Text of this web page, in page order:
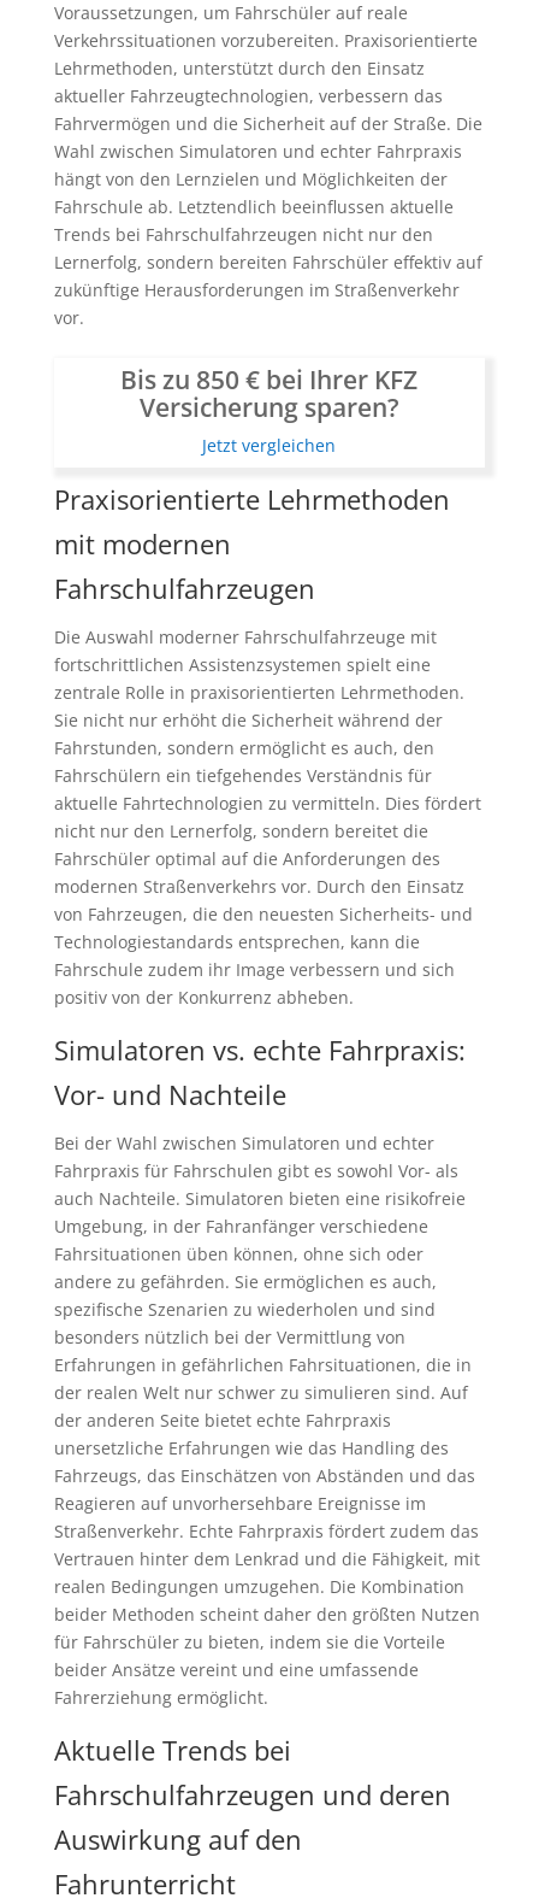
Voraussetzungen, um Fahrschüler auf reale
Verkehrssituationen vorzubereiten. Praxisorientierte
Lehrmethoden, unterstützt durch den Einsatz
aktueller Fahrzeugtechnologien, verbessern das
Fahrvermögen und die Sicherheit auf der Straße. Die
Wahl zwischen Simulatoren und echter Fahrpraxis
hängt von den Lernzielen und Möglichkeiten der
Fahrschule ab. Letztendlich beeinflussen aktuelle
Trends bei Fahrschulfahrzeugen nicht nur den
Lernerfolg, sondern bereiten Fahrschüler effektiv auf
zukünftige Herausforderungen im Straßenverkehr
vor.
Bis zu 850 € bei Ihrer KFZ
Versicherung sparen?
Jetzt vergleichen
Praxisorientierte Lehrmethoden
mit modernen
Fahrschulfahrzeugen
Die Auswahl moderner Fahrschulfahrzeuge mit
fortschrittlichen Assistenzsystemen spielt eine
zentrale Rolle in praxisorientierten Lehrmethoden.
Sie nicht nur erhöht die Sicherheit während der
Fahrstunden, sondern ermöglicht es auch, den
Fahrschülern ein tiefgehendes Verständnis für
aktuelle Fahrtechnologien zu vermitteln. Dies fördert
nicht nur den Lernerfolg, sondern bereitet die
Fahrschüler optimal auf die Anforderungen des
modernen Straßenverkehrs vor. Durch den Einsatz
von Fahrzeugen, die den neuesten Sicherheits- und
Technologiestandards entsprechen, kann die
Fahrschule zudem ihr Image verbessern und sich
positiv von der Konkurrenz abheben.
Simulatoren vs. echte Fahrpraxis:
Vor- und Nachteile
Bei der Wahl zwischen Simulatoren und echter
Fahrpraxis für Fahrschulen gibt es sowohl Vor- als
auch Nachteile. Simulatoren bieten eine risikofreie
Umgebung, in der Fahranfänger verschiedene
Fahrsituationen üben können, ohne sich oder
andere zu gefährden. Sie ermöglichen es auch,
spezifische Szenarien zu wiederholen und sind
besonders nützlich bei der Vermittlung von
Erfahrungen in gefährlichen Fahrsituationen, die in
der realen Welt nur schwer zu simulieren sind. Auf
der anderen Seite bietet echte Fahrpraxis
unersetzliche Erfahrungen wie das Handling des
Fahrzeugs, das Einschätzen von Abständen und das
Reagieren auf unvorhersehbare Ereignisse im
Straßenverkehr. Echte Fahrpraxis fördert zudem das
Vertrauen hinter dem Lenkrad und die Fähigkeit, mit
realen Bedingungen umzugehen. Die Kombination
beider Methoden scheint daher den größten Nutzen
für Fahrschüler zu bieten, indem sie die Vorteile
beider Ansätze vereint und eine umfassende
Fahrerziehung ermöglicht.
Aktuelle Trends bei
Fahrschulfahrzeugen und deren
Auswirkung auf den
Fahrunterricht